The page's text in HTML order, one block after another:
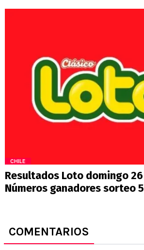
CHILE
Resultados Loto domingo
Números ganadores sorteo
COMENTARIOS